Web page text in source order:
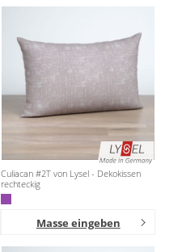
Culiacan #2T von Lysel - Dekokissen
rechteckig
Masse eingeben